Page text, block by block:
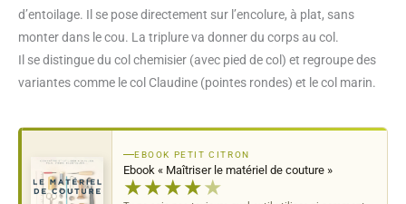
d’entoilage. Il se pose directement sur l’encolure, à plat, sans
monter dans le cou. La triplure va donner du corps au col.
Il se distingue du col chemisier (avec pied de col) et regroupe des
variantes comme le col Claudine (pointes rondes) et le col marin.
EBOOK PETIT CITRON
Ebook « Maîtriser le matériel de couture »
★★★★★